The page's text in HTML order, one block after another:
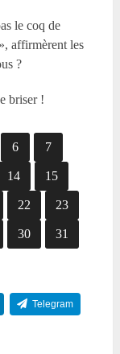
le coq de
affirmèrent les
?
briser !
6 7
14 15
22 23
30 31
Telegram